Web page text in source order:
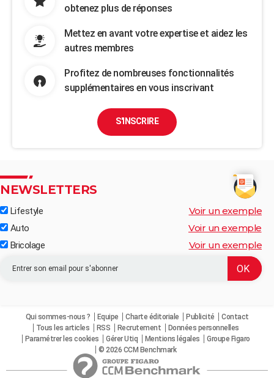
obtenez plus de réponses
Mettez en avant votre expertise et aidez les
autres membres
Profitez de nombreuses fonctionnalités
supplémentaires en vous inscrivant
S'INSCRIRE
NEWSLETTERS
Lifestyle Voir un exemple
Auto Voir un exemple
Bricolage Voir un exemple
Qui sommes-nous ? Equipe Charte éditoriale Publicité
Contact
Tous les articles
RSS Recrutement
Données personnelles
Paramétrer les cookies
Gérer Utiq Mentions légales
Groupe Figaro
© 2026 CCM Benchmark